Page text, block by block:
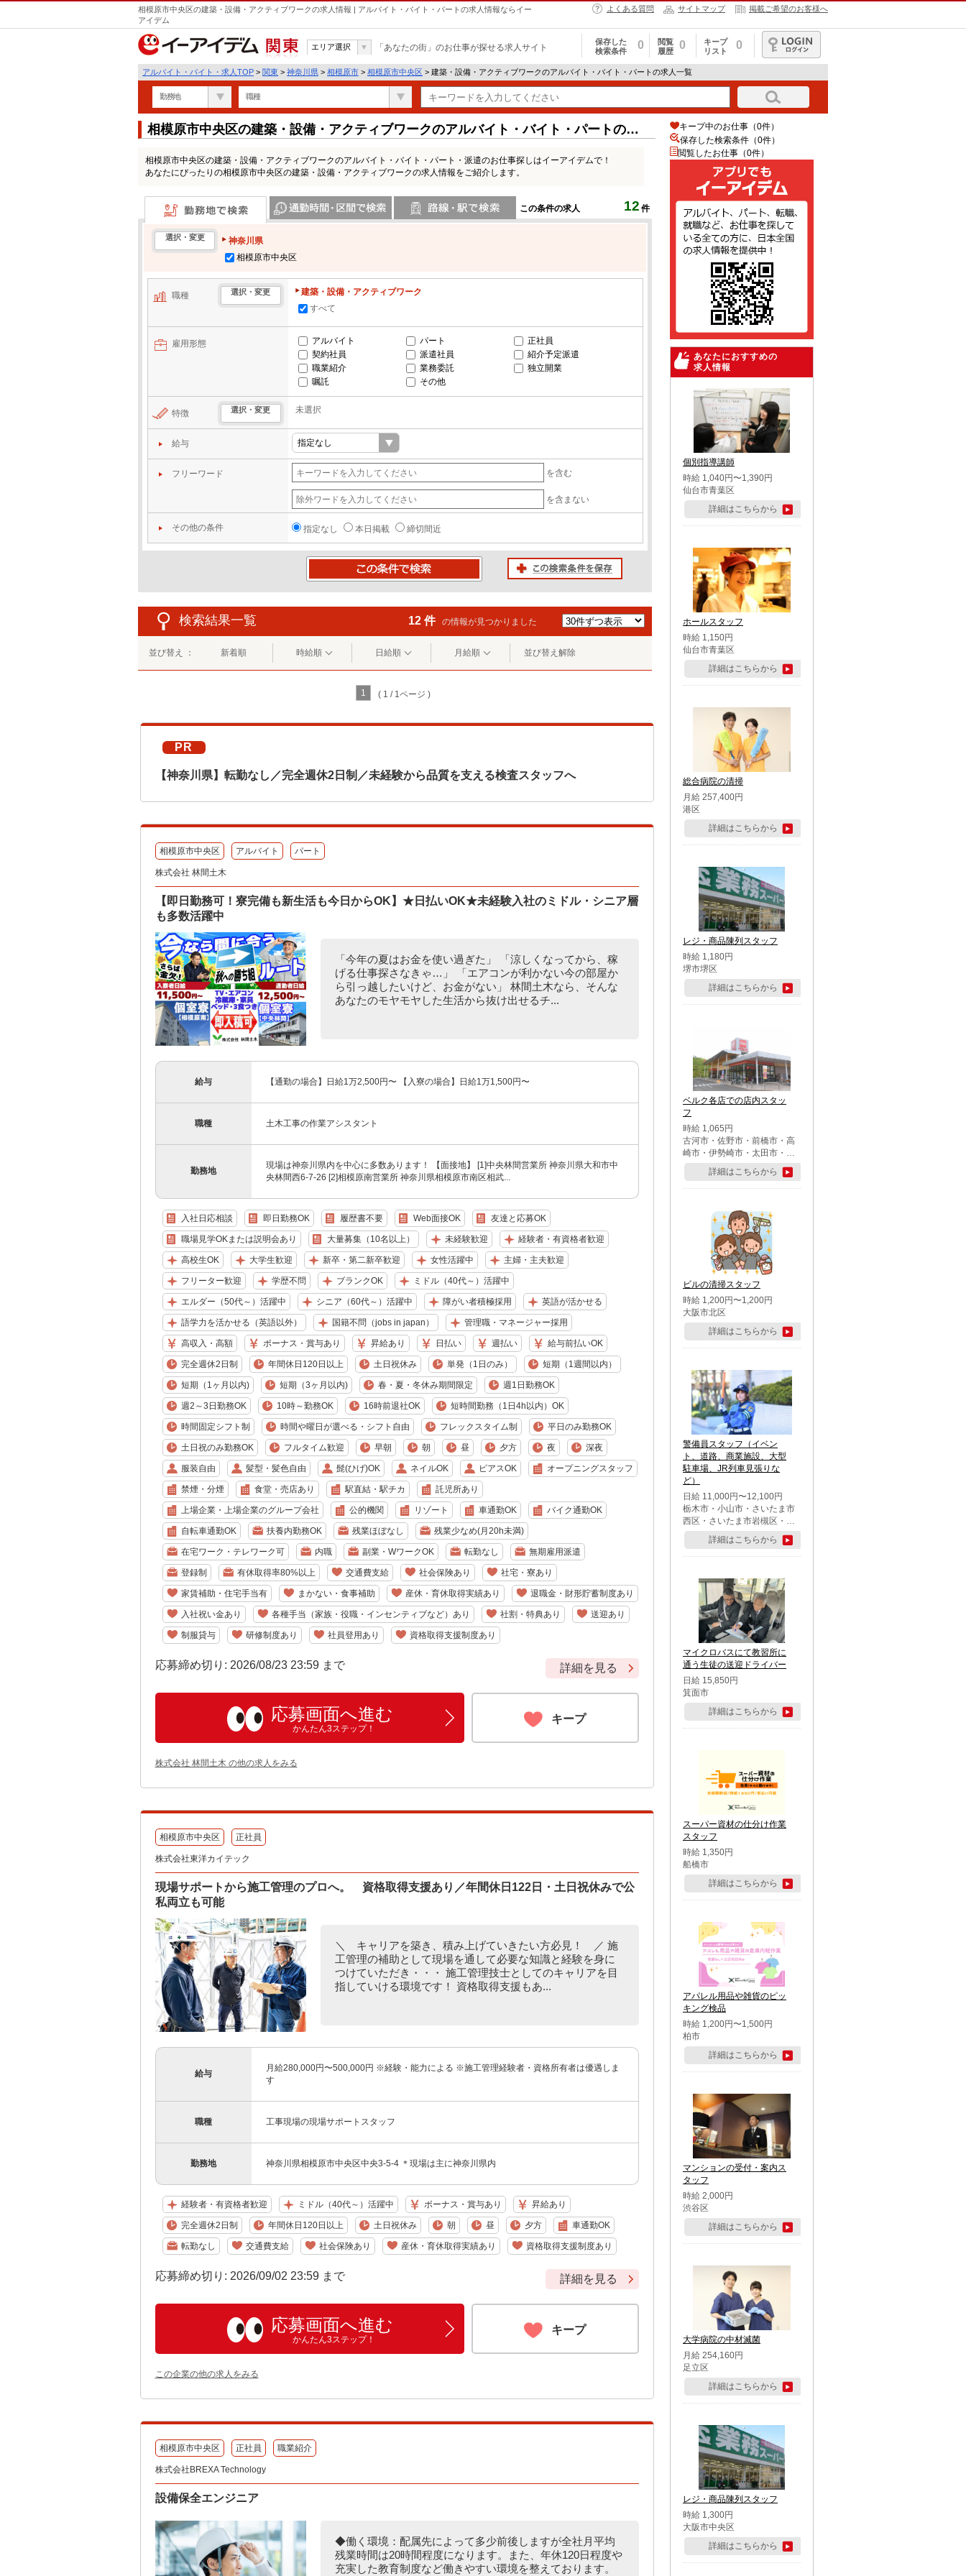
相模原市中央区の建築・設備・アクティブワークの求人情報 | アルバイト・バイト・パートの求人情報ならイー
アイデム
よくある質問 サイトマップ 掲載ご希望のお客様へ
関東
エリア選択 「あなたの街」のお仕事が探せる求人サイト
保存した
検索条件
0
閲覧
履歴
0
キープ
リスト
0
ログイン
アルバイト・バイト・求人TOP > 関東 > 神奈川県 > 相模原市 > 相模原市中央区 > 建築・設備・アクティブワークのアルバイト・バイト・パートの求人一覧
勤務地 職種
相模原市中央区の建築・設備・アクティブワークのアルバイト・バイト・パートの求
相模原市中央区の建築・設備・アクティブワークのアルバイト・バイト・パート・派遣のお仕事探しはイーアイデムで！
あなたにぴったりの相模原市中央区の建築・設備・アクティブワークの求人情報をご紹介します。
この条件の求人 12 件
勤務地で検索
選択・変更
神奈川県
相模原市中央区
職種 選択・変更
建築・設備・アクティブワーク
すべて
雇用形態 アルバイト パート
正社員
契約社員
派遣社員
紹介予定派遣
職業紹介
業務委託
独立開業
嘱託
その他
特徴 選択・変更 未選択
給与
フリーワード を含む
を含まない
その他の条件 指定なし 本日掲載 締切間近
検索結果一覧 12 件 の情報が見つかりました
並び替え ： 新着順 時給順 日給順 月給順 並び替え解除
1 ( 1 / 1ページ )
PR
【神奈川県】転勤なし／完全週休2日制／未経験から品質を支える検査スタッフへ
相模原市中央区 アルバイト パート
株式会社 林間土木
【即日勤務可！寮完備も新生活も今日からOK】★日払いOK★未経験入社のミドル・シニア層
も多数活躍中
「今年の夏はお金を使い過ぎた」 「涼しくなってから、稼
げる仕事探さなきゃ…」 「エアコンが利かない今の部屋か
ら引っ越したいけど、お金がない」 林間土木なら、そんな
あなたのモヤモヤした生活から抜け出せるチ...
給与 【通勤の場合】日給1万2,500円〜 【入寮の場合】日給1万1,500円〜
職種 土木工事の作業アシスタント
勤務地
現場は神奈川県内を中心に多数あります！ 【面接地】 [1]中央林間営業所 神奈川県大和市中
央林間西6-7-26 [2]相模原南営業所 神奈川県相模原市南区相武...
入社日応相談 即日勤務OK 履歴書不要 Web面接OK 友達と応募OK
職場見学OKまたは説明会あり 大量募集（10名以上） 未経験歓迎 経験者・有資格者歓迎
高校生OK 大学生歓迎 新卒・第二新卒歓迎 女性活躍中 主婦・主夫歓迎
フリーター歓迎 学歴不問 ブランクOK ミドル（40代～）活躍中
エルダー（50代～）活躍中 シニア（60代～）活躍中 障がい者積極採用 英語が活かせる
語学力を活かせる（英語以外） 国籍不問（jobs in japan） 管理職・マネージャー採用
高収入・高額 ボーナス・賞与あり 昇給あり 日払い 週払い 給与前払いOK
完全週休2日制 年間休日120日以上 土日祝休み 単発（1日のみ） 短期（1週間以内）
短期（1ヶ月以内) 短期（3ヶ月以内) 春・夏・冬休み期間限定 週1日勤務OK
週2～3日勤務OK 10時～勤務OK 16時前退社OK 短時間勤務（1日4h以内）OK
時間固定シフト制 時間や曜日が選べる・シフト自由 フレックスタイム制 平日のみ勤務OK
土日祝のみ勤務OK フルタイム歓迎 早朝 朝 昼 夕方 夜 深夜
服装自由 髪型・髪色自由 髭(ひげ)OK ネイルOK ピアスOK オープニングスタッフ
禁煙・分煙 食堂・売店あり 駅直結・駅チカ 託児所あり
上場企業・上場企業のグループ会社 公的機関 リゾート 車通勤OK バイク通勤OK
自転車通勤OK 扶養内勤務OK 残業ほぼなし 残業少なめ(月20h未満)
在宅ワーク・テレワーク可 内職 副業・WワークOK 転勤なし 無期雇用派遣
登録制 有休取得率80%以上 交通費支給 社会保険あり 社宅・寮あり
家賃補助・住宅手当有 まかない・食事補助 産休・育休取得実績あり 退職金・財形貯蓄制度あり
入社祝い金あり 各種手当（家族・役職・インセンティブなど）あり 社割・特典あり 送迎あり
制服貸与 研修制度あり 社員登用あり 資格取得支援制度あり
応募締め切り: 2026/08/23 23:59 まで 詳細を見る
応募画面へ進む
かんたん3ステップ！
キープ
株式会社 林間土木 の他の求人をみる
相模原市中央区 正社員
株式会社東洋カイテック
現場サポートから施工管理のプロへ。 資格取得支援あり／年間休日122日・土日祝休みで公
私両立も可能
＼ キャリアを築き、積み上げていきたい方必見！ ／ 施
工管理の補助として現場を通して必要な知識と経験を身に
つけていただき・・・ 施工管理技士としてのキャリアを目
指していける環境です！ 資格取得支援もあ...
給与
月給280,000円〜500,000円 ※経験・能力による ※施工管理経験者・資格所有者は優遇しま
す
職種 工事現場の現場サポートスタッフ
勤務地 神奈川県相模原市中央区中央3-5-4 ＊現場は主に神奈川県内
経験者・有資格者歓迎 ミドル（40代～）活躍中 ボーナス・賞与あり 昇給あり
完全週休2日制 年間休日120日以上 土日祝休み 朝 昼 夕方 車通勤OK
転勤なし 交通費支給 社会保険あり 産休・育休取得実績あり 資格取得支援制度あり
応募締め切り: 2026/09/02 23:59 まで 詳細を見る
応募画面へ進む
かんたん3ステップ！
キープ
この企業の他の求人をみる
相模原市中央区 正社員 職業紹介
株式会社BREXA Technology
設備保全エンジニア
◆働く環境：配属先によって多少前後しますが全社月平均
残業時間は20時間程度になります。また、年休120日程度や
充実した教育制度など働きやすい環境を整えております。
キープ中のお仕事（0件）
保存した検索条件（0件）
閲覧したお仕事（0件）
あなたにおすすめの
求人情報
個別指導講師
時給 1,040円〜1,390円
仙台市青葉区
詳細はこちらから
ホールスタッフ
時給 1,150円
仙台市青葉区
詳細はこちらから
総合病院の清掃
月給 257,400円
港区
詳細はこちらから
レジ・商品陳列スタッフ
時給 1,180円
堺市堺区
詳細はこちらから
ベルク各店での店内スタッ
フ
時給 1,065円
古河市・佐野市・前橋市・高
崎市・伊勢崎市・太田市・館
林市・藤岡市・大泉町・さい
たま市北区・川越市・熊谷
市・行田市・秩父市・所沢
市・鶴ケ島市・千葉市中央
区・市川市・松戸市・習志野
市・柏市・流山市・八千代
市・足立区・江戸川区・八王
子市・町田市
詳細はこちらから
ビルの清掃スタッフ
時給 1,200円〜1,200円
大阪市北区
詳細はこちらから
警備員スタッフ（イベン
ト、道路、商業施設、大型
駐車場、JR列車見張りな
ど）
日給 11,000円〜12,100円
栃木市・小山市・さいたま市
西区・さいたま市岩槻区・久
喜市・蓮田市
詳細はこちらから
マイクロバスにて教習所に
通う生徒の送迎ドライバー
日給 15,850円
箕面市
詳細はこちらから
スーパー資材の仕分け作業
スタッフ
時給 1,350円
船橋市
詳細はこちらから
アパレル用品や雑貨のピッ
キング検品
時給 1,200円〜1,500円
柏市
詳細はこちらから
マンションの受付・案内ス
タッフ
時給 2,000円
渋谷区
詳細はこちらから
大学病院の中材滅菌
月給 254,160円
足立区
詳細はこちらから
レジ・商品陳列スタッフ
時給 1,300円
大阪市中央区
詳細はこちらから